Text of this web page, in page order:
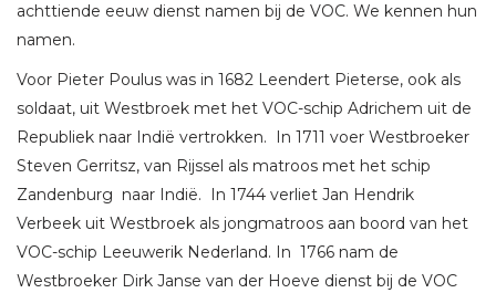
achttiende eeuw dienst namen bij de VOC. We kennen hun
namen.
Voor Pieter Poulus was in 1682 Leendert Pieterse, ook als
soldaat, uit Westbroek met het VOC-schip Adrichem uit de
Republiek naar Indië vertrokken. In 1711 voer Westbroeker
Steven Gerritsz, van Rijssel als matroos met het schip
Zandenburg naar Indië. In 1744 verliet Jan Hendrik
Verbeek uit Westbroek als jongmatroos aan boord van het
VOC-schip Leeuwerik Nederland. In 1766 nam de
Westbroeker Dirk Janse van der Hoeve dienst bij de VOC